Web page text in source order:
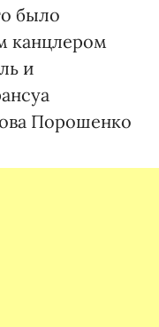
было
канцлером
и
Порошенко